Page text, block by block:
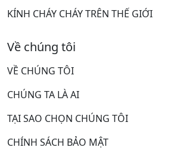
KÍNH CHÁY CHÁY TRÊN THẾ GIỚI
Về chúng tôi
VỀ CHÚNG TÔI
CHÚNG TA LÀ AI
TẠI SAO CHỌN CHÚNG TÔI
CHÍNH SÁCH BẢO MẬT